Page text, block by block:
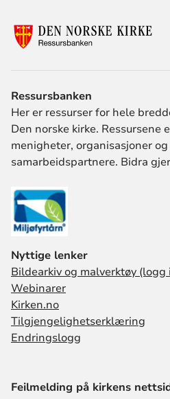
Ressursbanken
Her er ressurser for hele
Den norske kirke. Ressursene
menigheter, organisasjoner
samarbeidspartnere. Bidra
Nyttige lenker
Bildearkiv og malverktøy
Webinarer
Kirken.no
Tilgjengelighetserklæring
Endringslogg
Feilmelding på kirkens